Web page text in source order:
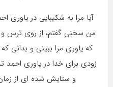
آیا مرا به شکیبایی در یاوری
من سخنی گفتم، از روی ترس و
که یاوری مرا ببینی و
زودی برای خدا در یاوری احمد
و ستایش شده ای از